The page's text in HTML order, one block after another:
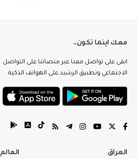
معك اينما تكون..
ابقى على تواصل معنا عبر منصاتنا على التواصل
الاجتماعي وتطبيق الرشيد على الهواتف الذكية.
العراق العالم